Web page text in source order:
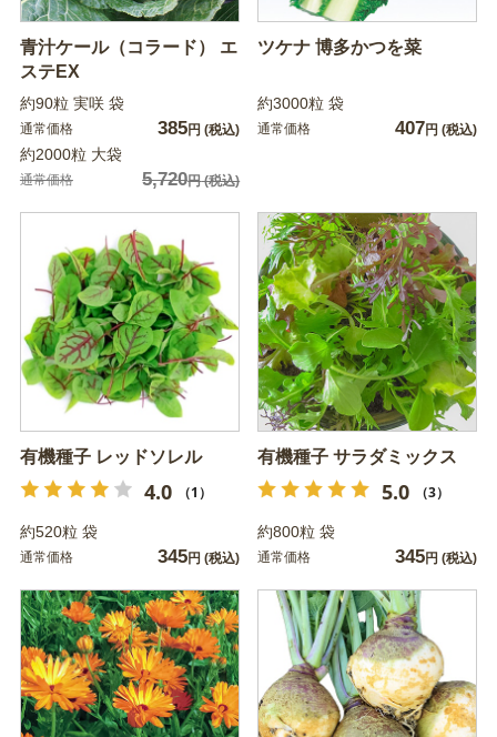
青汁ケール（コラード） エ
ステEX
約90粒 実咲 袋
通常価格 385円 (税込)
約2000粒 大袋
通常価格 5,720円(税込)
ツケナ 博多かつを菜
約3000粒 袋
通常価格 407円 (税込)
有機種子 レッドソレル
4.0 （1）
約520粒 袋
通常価格 345円 (税込)
有機種子 サラダミックス
5.0 （3）
約800粒 袋
通常価格 345円 (税込)